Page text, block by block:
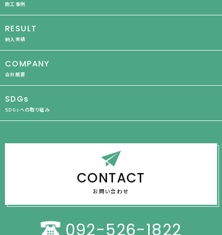
施工事例
RESULT
納入実績
COMPANY
会社概要
SDGs
SDGsへの取り組み
CONTACT
お問い合わせ
092-526-1822